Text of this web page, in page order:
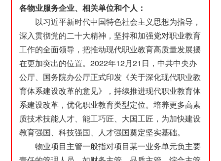
各物业服务企业、相关单位和个人：
以习近平新时代中国特色社会主义思想为指导，
深入贯彻党的二十大精神，坚持和加强党对职业教育
工作的全面领导，把推动现代职业教育高质量发展摆
在更加突出的位置。2022年12月21日，中共中央办
公厅、国务院办公厅正式印发《关于深化现代职业教
育体系建设改革的意见》，持续推进现代职业教育体
系建设改革，优化职业教育类型定位。培养更多高素
质技术技能人才、能工巧匠、大国工匠，为加快建设
教育强国、科技强国、人才强国奠定坚实基础。
物业项目主管一般指对项目某一业务单元负主要